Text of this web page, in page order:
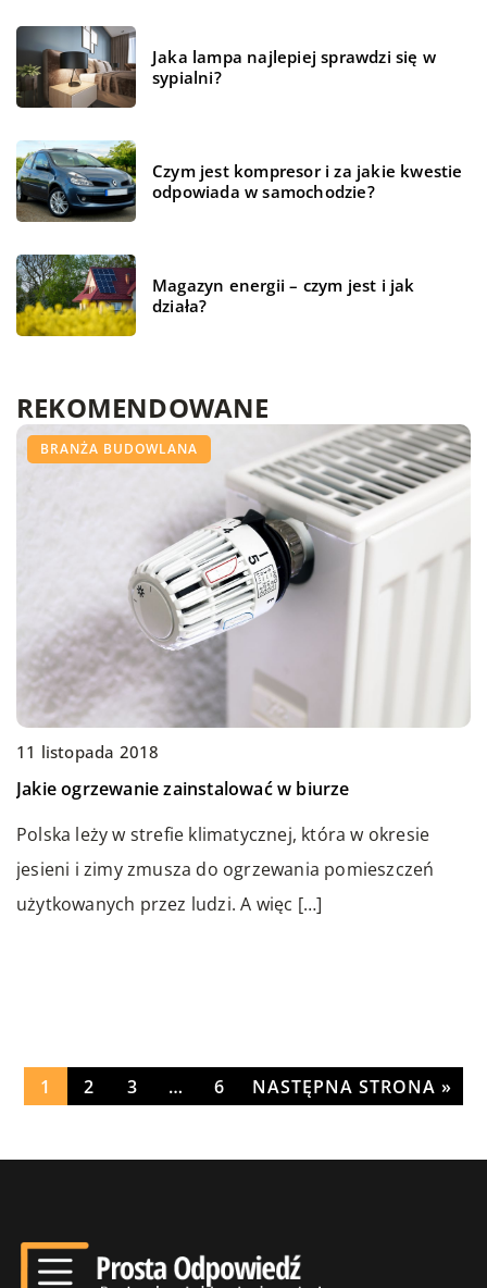
Jaka lampa najlepiej sprawdzi się w
sypialni?
Czym jest kompresor i za jakie kwestie
odpowiada w samochodzie?
Magazyn energii – czym jest i jak
działa?
REKOMENDOWANE
FORMA I ZDROWIE
19 września 2019
Co robić w przypadku nawracających infekcji
górnych dróg oddechowych?
Nawracające stany zapalne górnych dróg
oddechowych są bardzo uciążliwe. Utrudniają
ŻYCIE I STYL
05 lutego 2021
Jak wybrać idealny płaszcz na wiosnę?
Damskie płaszcze wiosenne są nieco cieńsze od
typowych grubych płaszczy zimowych. W każdym
sklepie można znaleźć ogromną ilość fasonów i […]
BRANŻA BUDOWLANA
11 listopada 2018
Jakie ogrzewanie zainstalować w biurze
Polska leży w strefie klimatycznej, która w okresie
jesieni i zimy zmusza do ogrzewania pomieszczeń
użytkowanych przez ludzi. A więc […]
1 2 3 … 6 NASTĘPNA STRONA »